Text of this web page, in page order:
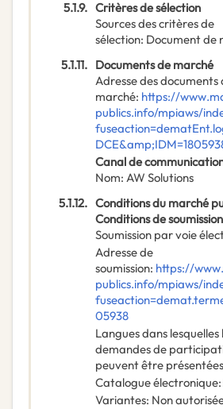
5.1.9. Critères de sélection
Sources des critères de
sélection: Document de
5.1.11. Documents de marché
Adresse des documents
marché: https://
publics.info/mpiaws/
Canal de
Nom: AW Solutions
5.1.12. Conditions du marché
Conditions de soumission
Soumission par voie
Adresse de
soumission: https://
publics.info/mpiaws/
05938
Langues dans lesquelles
demandes de
peuvent être présentées
Catalogue électronique:
Variantes: Non